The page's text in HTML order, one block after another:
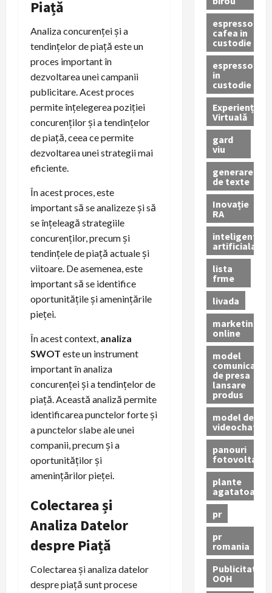
Piață
Analiza concurenței și a
tendințelor de piață este un
proces important în
dezvoltarea unei campanii
publicitare. Acest proces
permite înțelegerea poziției
concurenților și a tendințelor
de piață, ceea ce permite
dezvoltarea unei strategii mai
eficiente.
În acest proces, este
important să se analizeze și să
se înțeleagă strategiile
concurenților, precum și
tendințele de piață actuale și
viitoare. De asemenea, este
important să se identifice
oportunitățile și amenințările
pieței.
În acest context, analiza
SWOT este un instrument
important în analiza
concurenței și a tendințelor de
piață. Această analiză permite
identificarea punctelor forte și
a punctelor slabe ale unei
companii, precum și a
oportunităților și
amenințărilor pieței.
Colectarea și
Analiza Datelor
despre Piață
Colectarea și analiza datelor
despre piață sunt procese
espressor
cafea in
custodie
espressor
in
custodie
Experiență
Virtuală
gard
viu
generare
de texte
Inovație
RA
inteligenta
artificiala
lista
frme
livada
marketing
online
model
comunicat
de presa
lansare
produs
model de
videochat
panouri
fotovoltaice
plante
agatatoare
pr
pr
romania
Publicitate
OOH